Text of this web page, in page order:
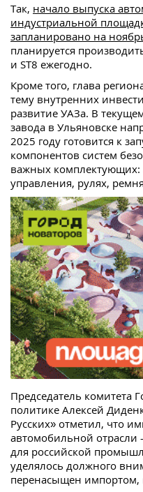
Так, начало выпуска
индустриальной
запланировано на
планируется
и ST8 ежегодно.
Кроме того, глава
тему внутренних
развитие УАЗа. В
завода в Ульяновске
2025 году готовится к
компонентов систем
важных комплектующих:
управления, рулях,
Председатель комитета
политике Алексей
Русских» отметил, что
автомобильной отрасли
для российской
уделялось должного
перенасыщен импортом,